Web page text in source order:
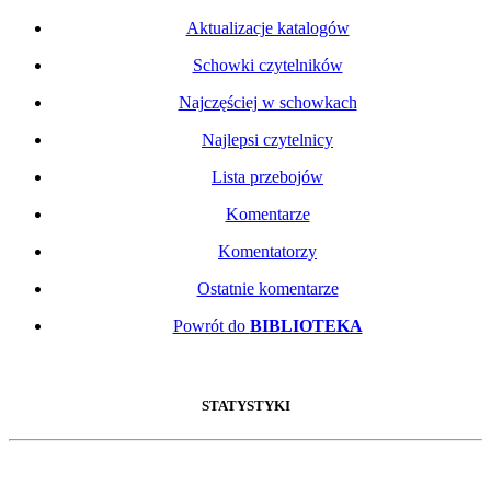
Aktualizacje katalogów
Schowki czytelników
Najczęściej w schowkach
Najlepsi czytelnicy
Lista przebojów
Komentarze
Komentatorzy
Ostatnie komentarze
Powrót do BIBLIOTEKA
STATYSTYKI